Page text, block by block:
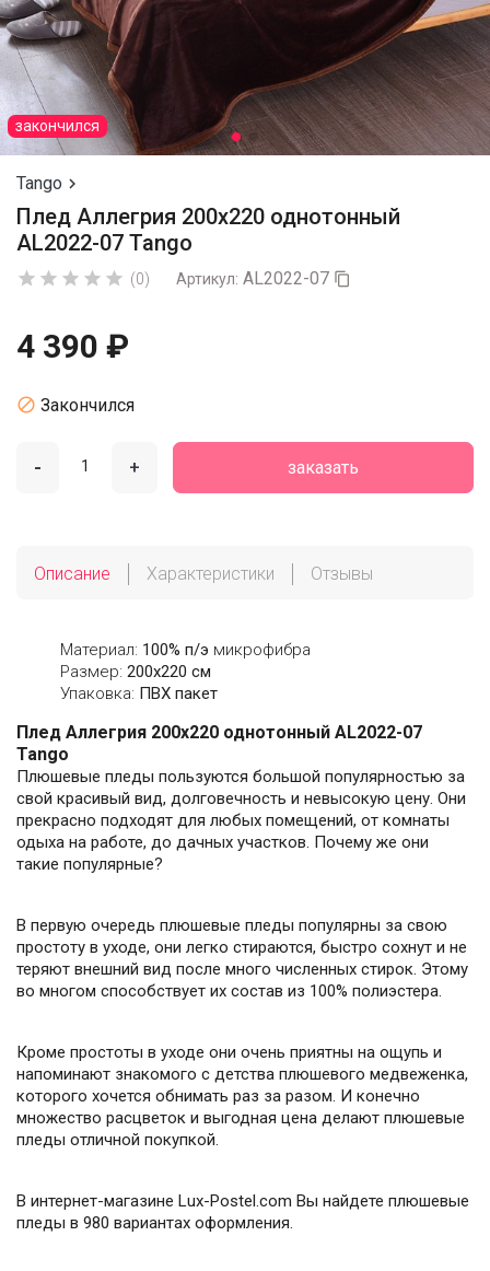
закончился
Tango 
Плед Аллегрия 200х220 однотонный
AL2022-07 Tango
     (0) Артикул: AL2022-07 
4 390 ₽
 Закончился
- + заказать
Описание Характеристики Отзывы
Материал: 100% п/э микрофибра
Размер: 200х220 см
Упаковка: ПВХ пакет
Плед Аллегрия 200х220 однотонный AL2022-07
Tango
Плюшевые пледы пользуются большой популярностью за
свой красивый вид, долговечность и невысокую цену. Они
прекрасно подходят для любых помещений, от комнаты
одыха на работе, до дачных участков. Почему же они
такие популярные?
В первую очередь плюшевые пледы популярны за свою
простоту в уходе, они легко стираются, быстро сохнут и не
теряют внешний вид после много численных стирок. Этому
во многом способствует их состав из 100% полиэстера.
Кроме простоты в уходе они очень приятны на ощупь и
напоминают знакомого с детства плюшевого медвеженка,
которого хочется обнимать раз за разом. И конечно
множество расцветок и выгодная цена делают плюшевые
пледы отличной покупкой.
В интернет-магазине Lux-Postel.com Вы найдете плюшевые
пледы в 980 вариантах оформления.